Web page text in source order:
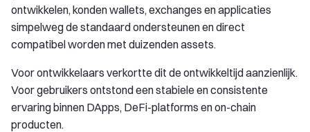
ontwikkelen, konden wallets, exchanges en applicaties
simpelweg de standaard ondersteunen en direct
compatibel worden met duizenden assets.
Voor ontwikkelaars verkortte dit de ontwikkeltijd aanzienlijk.
Voor gebruikers ontstond een stabiele en consistente
ervaring binnen DApps, DeFi-platforms en on-chain
producten.